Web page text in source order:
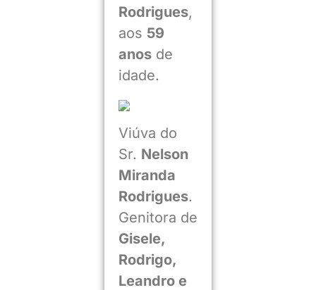
Rodrigues,
aos 59
anosde
idade.
Viúva do
Sr. Nelson
Miranda
Rodrigues.
Genitora de
Gisele,
Rodrigo,
Leandro e